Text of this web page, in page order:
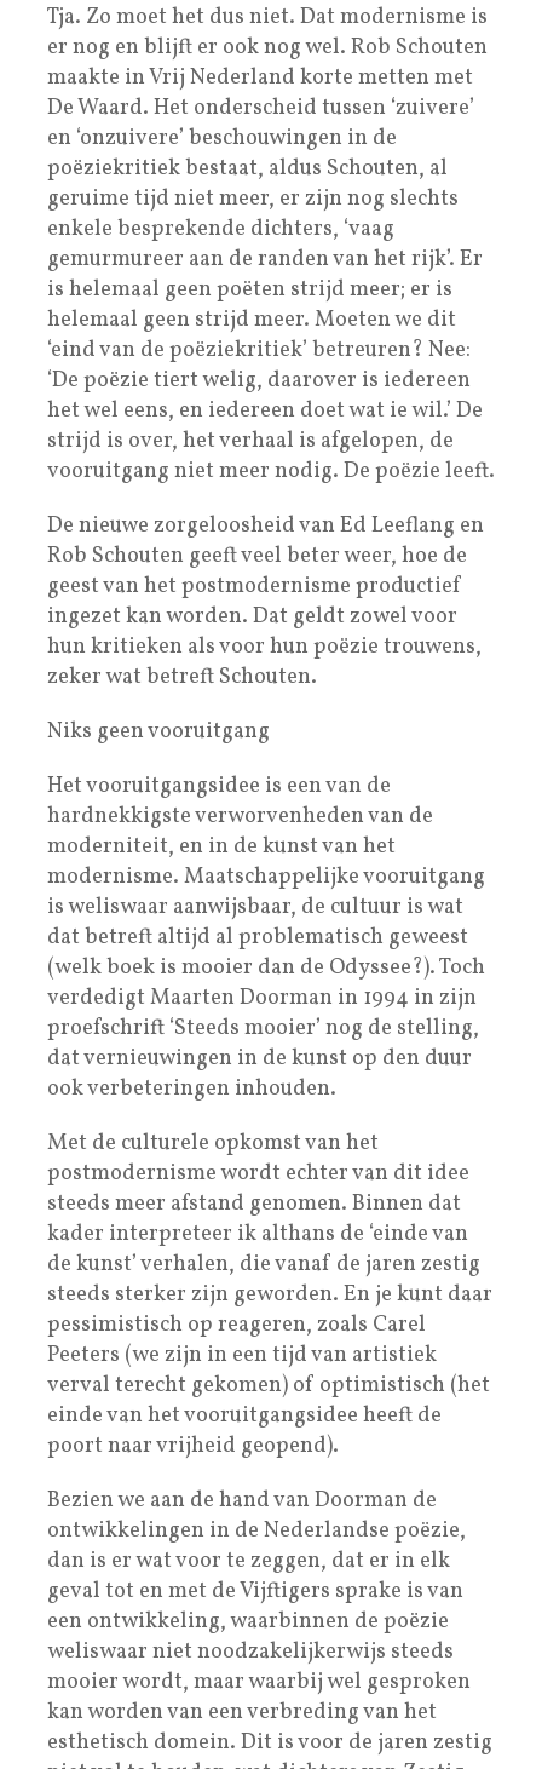
Tja. Zo moet het dus niet. Dat modernisme is
er nog en blijft er ook nog wel. Rob Schouten
maakte in Vrij Nederland korte metten met
De Waard. Het onderscheid tussen ‘zuivere’
en ‘onzuivere’ beschouwingen in de
poëziekritiek bestaat, aldus Schouten, al
geruime tijd niet meer, er zijn nog slechts
enkele besprekende dichters, ‘vaag
gemurmureer aan de randen van het rijk’. Er
is helemaal geen poëten strijd meer; er is
helemaal geen strijd meer. Moeten we dit
‘eind van de poëziekritiek’ betreuren? Nee:
‘De poëzie tiert welig, daarover is iedereen
het wel eens, en iedereen doet wat ie wil.’ De
strijd is over, het verhaal is afgelopen, de
vooruitgang niet meer nodig. De poëzie leeft.
De nieuwe zorgeloosheid van Ed Leeflang en
Rob Schouten geeft veel beter weer, hoe de
geest van het postmodernisme productief
ingezet kan worden. Dat geldt zowel voor
hun kritieken als voor hun poëzie trouwens,
zeker wat betreft Schouten.
Niks geen vooruitgang
Het vooruitgangsidee is een van de
hardnekkigste verworvenheden van de
moderniteit, en in de kunst van het
modernisme. Maatschappelijke vooruitgang
is weliswaar aanwijsbaar, de cultuur is wat
dat betreft altijd al problematisch geweest
(welk boek is mooier dan de Odyssee?). Toch
verdedigt Maarten Doorman in 1994 in zijn
proefschrift ‘Steeds mooier’ nog de stelling,
dat vernieuwingen in de kunst op den duur
ook verbeteringen inhouden.
Met de culturele opkomst van het
postmodernisme wordt echter van dit idee
steeds meer afstand genomen. Binnen dat
kader interpreteer ik althans de ‘einde van
de kunst’ verhalen, die vanaf de jaren zestig
steeds sterker zijn geworden. En je kunt daar
pessimistisch op reageren, zoals Carel
Peeters (we zijn in een tijd van artistiek
verval terecht gekomen) of optimistisch (het
einde van het vooruitgangsidee heeft de
poort naar vrijheid geopend).
Bezien we aan de hand van Doorman de
ontwikkelingen in de Nederlandse poëzie,
dan is er wat voor te zeggen, dat er in elk
geval tot en met de Vijftigers sprake is van
een ontwikkeling, waarbinnen de poëzie
weliswaar niet noodzakelijkerwijs steeds
mooier wordt, maar waarbij wel gesproken
kan worden van een verbreding van het
esthetisch domein. Dit is voor de jaren zestig